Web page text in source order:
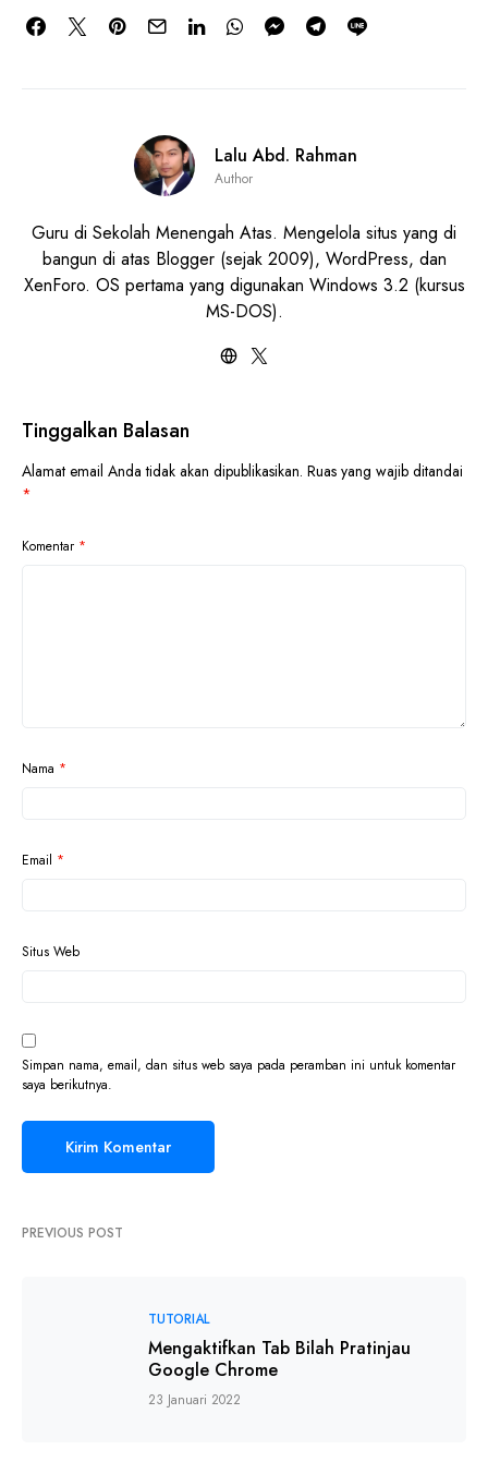
Lalu Abd. Rahman
Author
Guru di Sekolah Menengah Atas. Mengelola situs yang di
bangun di atas Blogger (sejak 2009), WordPress, dan
XenForo. OS pertama yang digunakan Windows 3.2 (kursus
MS-DOS).
Tinggalkan Balasan
Alamat email Anda tidak akan dipublikasikan. Ruas yang wajib ditandai
*
Komentar *
Nama *
Email *
Situs Web
Simpan nama, email, dan situs web saya pada peramban ini untuk komentar
saya berikutnya.
PREVIOUS POST
TUTORIAL
Mengaktifkan Tab Bilah Pratinjau
Google Chrome
23 Januari 2022